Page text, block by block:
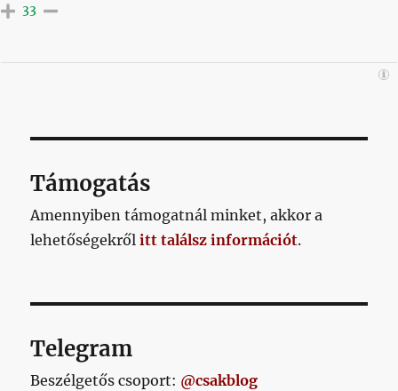
33
Támogatás
Amennyiben támogatnál minket, akkor a
lehetőségekrőlitt találsz információt.
Telegram
Beszélgetős csoport: @csakblog